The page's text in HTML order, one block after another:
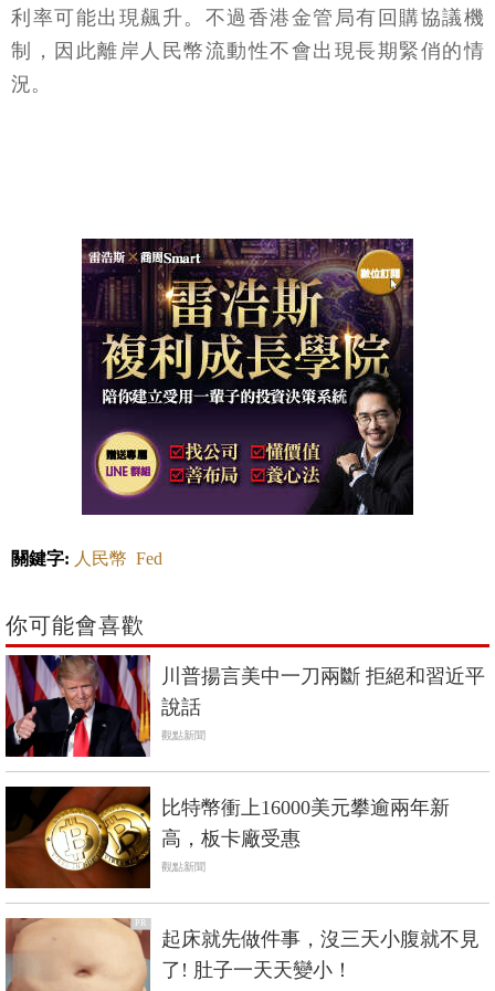
利率可能出現飆升。不過香港金管局有回購協議機
制，因此離岸人民幣流動性不會出現長期緊俏的情
況。
關鍵字: 人民幣 Fed
你可能會喜歡
川普揚言美中一刀兩斷 拒絕和習近平
說話
觀點新聞
比特幣衝上16000美元攀逾兩年新
高，板卡廠受惠
觀點新聞
PR
起床就先做件事，沒三天小腹就不見
了! 肚子一天天變小！